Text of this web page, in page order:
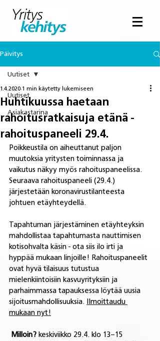
Päivitys
Uutiset
Asiakastarina
Uutiset
Huhtikuussa haetaan
rahoitusratkaisuja etänä -
rahoituspaneeli 29.4.
1.4.2020 1 min käytetty lukemiseen
Poikkeustila on aiheuttanut paljon
muutoksia yritysten toiminnassa ja
vaikutus näkyy myös rahoituspaneelissa.
Seuraava rahoituspaneeli (29.4.)
järjestetään koronavirustilanteesta
johtuen etäyhteydellä.
Tapahtuman järjestäminen etäyhteyksin
mahdollistaa tapahtumasta nauttimisen
kotisohvalta käsin - ota siis ilo irti ja
hyppää mukaan linjoille! Rahoituspaneelit
ovat hyvä tilaisuus tutustua
mielenkiintoisiin kasvuyrityksiin ja
parhaimmassa tapauksessa löytää uusia
sijoitusmahdollisuuksia. Ilmoittaudu
mukaan nyt!
Milloin? keskiviikko 29.4. klo 13–15